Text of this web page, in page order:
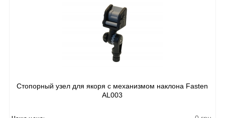
Стопорный узел для якоря с механизмом наклона Fasten
AL003